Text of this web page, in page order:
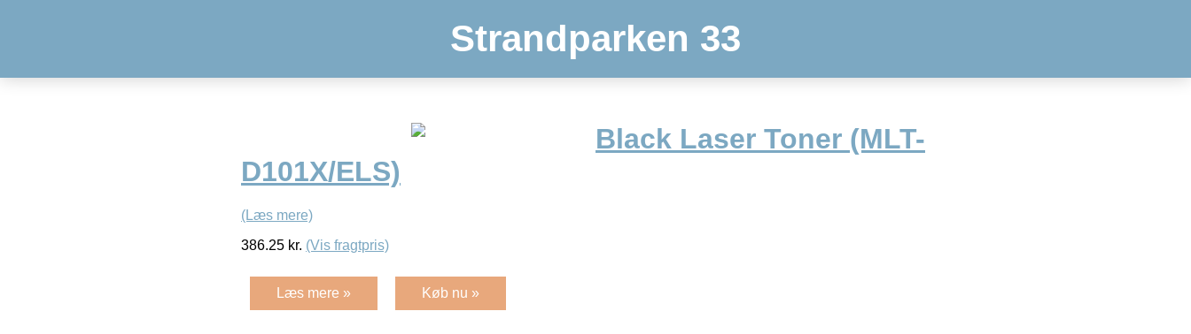
Strandparken 33
Black Laser Toner (MLT-
D101X/ELS)
(Læs mere)
386.25 kr. (Vis fragtpris)
Læs mere » Køb nu »